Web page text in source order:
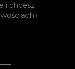
chcesz
i